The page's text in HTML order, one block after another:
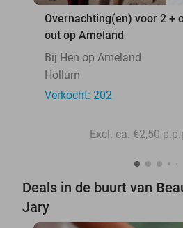
Overnachting(en) voor 2 +
out op Ameland
Bij Hen op Ameland
Hollum
Verkocht: 202
Excl. ca. €2,50
Deals in de buurt van
Jary